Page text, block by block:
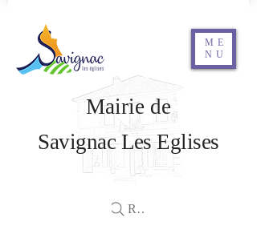
ME
NU
Savignac Les Eglises
Mairie de
Rechercher